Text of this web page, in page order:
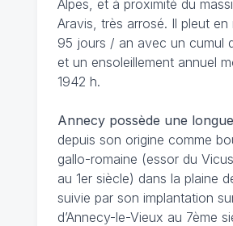
Alpes, et à proximité du
Aravis, très arrosé. Il pleut en
95 jours / an avec un cumul
et un ensoleillement annuel
1942 h.
Annecy possède une
depuis son origine comme
gallo-romaine (essor du
au 1er siècle) dans la plaine
suivie par son implantation
d’Annecy-le-Vieux au 7ème